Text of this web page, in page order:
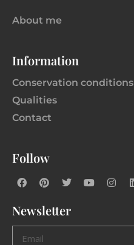
About me
Information
Conservation conditions
Qualities
Contact
Follow
Newsletter